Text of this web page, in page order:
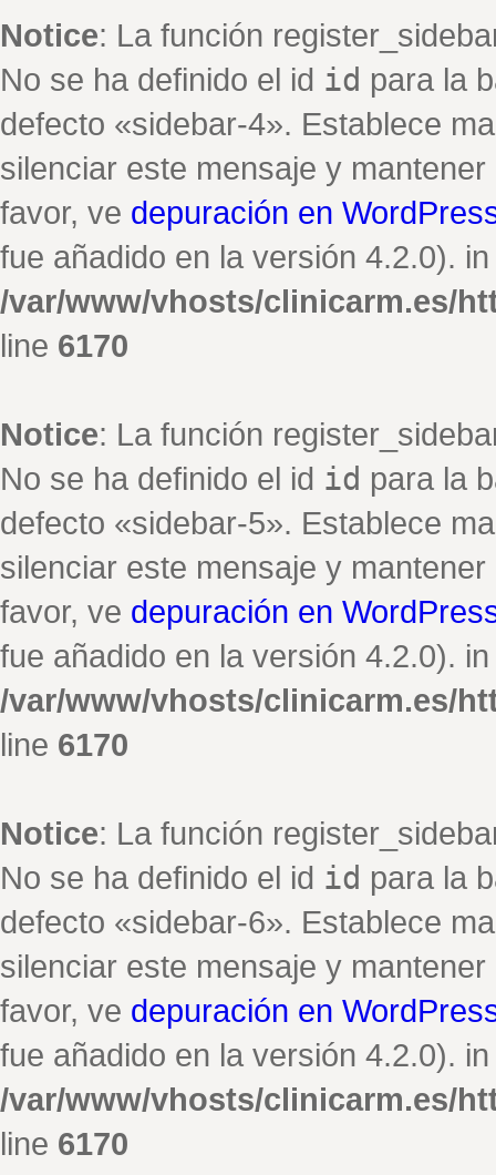
Notice: La función
No se ha definido el id id para la
defecto «sidebar-4». Establece
silenciar este mensaje y
favor, ve depuración en
fue añadido en la versión 4.2.0). in
/var/www/vhosts/clinicarm.es/
line 6170
Notice: La función
No se ha definido el id id para la
defecto «sidebar-5». Establece
silenciar este mensaje y
favor, ve depuración en
fue añadido en la versión 4.2.0). in
/var/www/vhosts/clinicarm.es/
line 6170
Notice: La función
No se ha definido el id id para la
defecto «sidebar-6». Establece
silenciar este mensaje y
favor, ve depuración en
fue añadido en la versión 4.2.0). in
/var/www/vhosts/clinicarm.es/
line 6170